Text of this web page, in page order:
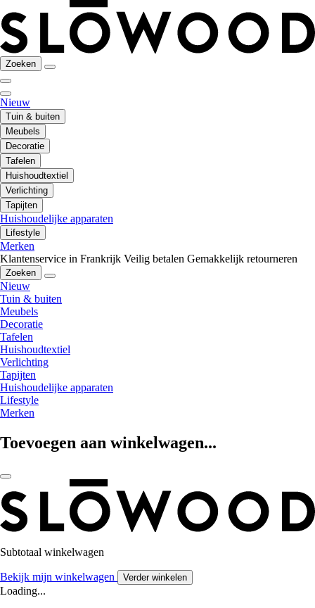
Zoeken
Nieuw
Tuin & buiten
Meubels
Decoratie
Tafelen
Huishoudtextiel
Verlichting
Tapijten
Huishoudelijke apparaten
Lifestyle
Merken
Klantenservice in Frankrijk Veilig betalen Gemakkelijk retourneren
Zoeken
Nieuw
Tuin & buiten
Meubels
Decoratie
Tafelen
Huishoudtextiel
Verlichting
Tapijten
Huishoudelijke apparaten
Lifestyle
Merken
Toevoegen aan winkelwagen...
Subtotaal winkelwagen
Bekijk mijn winkelwagen Verder winkelen
Loading...